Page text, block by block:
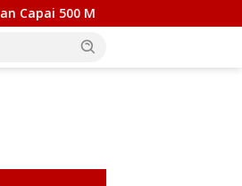
Peringati HUT Ke 53, Bank